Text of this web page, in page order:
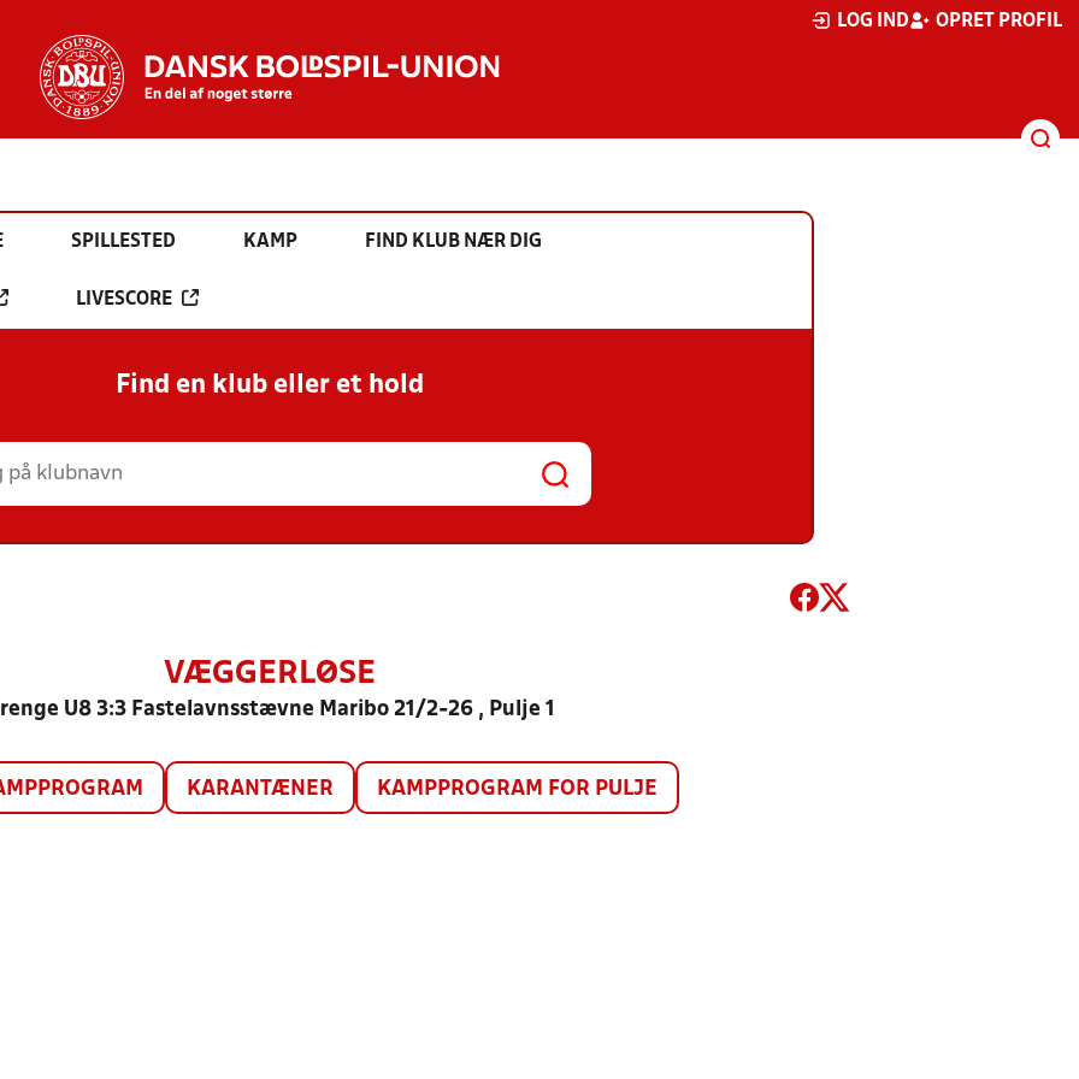
LOG IND OPRET PROFIL
SPILLESTED KAMP FIND KLUB NÆR DIG
LIVESCORE
Find en klub eller et hold
VÆGGERLØSE
U8 3:3 Fastelavnsstævne Maribo 21/2-26 , Pulje 1
KARANTÆNER KAMPPROGRAM FOR PULJE